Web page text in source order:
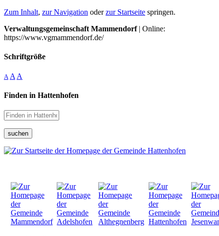
Zum Inhalt, zur Navigation oderzur Startseite springen.
Verwaltungsgemeinschaft Mammendorf| Online:
https://www.vgmammendorf.de/
Schriftgröße
A A A
Finden in Hattenhofen
suchen